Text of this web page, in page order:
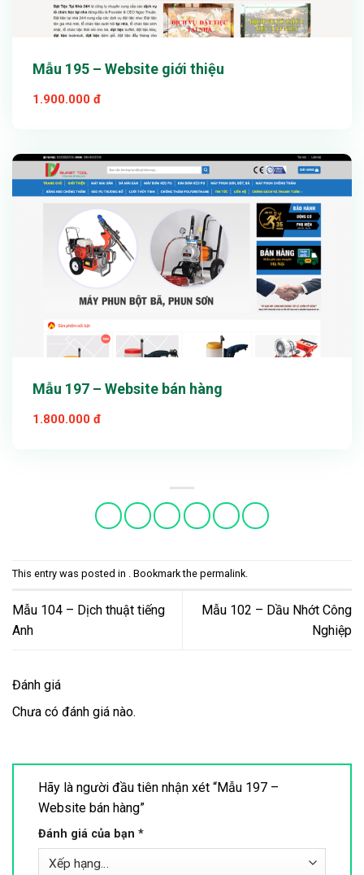
Mẫu 195 – Website giới thiệu
1.900.000 đ
Chi tiết
Mẫu 197 – Website bán hàng
1.800.000 đ
This entry was posted in . Bookmark the permalink
Mẫu 104 – Dịch thuật tiếng
Anh
Mẫu 102 – Dầu Nhớt Công
Nghiệp
Đánh giá
Chưa có đánh giá nào.
Hãy là người đầu tiên nhận xét “Mẫu 197 –
Website bán hàng”
Đánh giá của bạn *